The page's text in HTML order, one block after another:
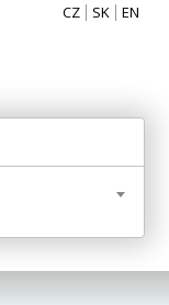
CZ SK EN